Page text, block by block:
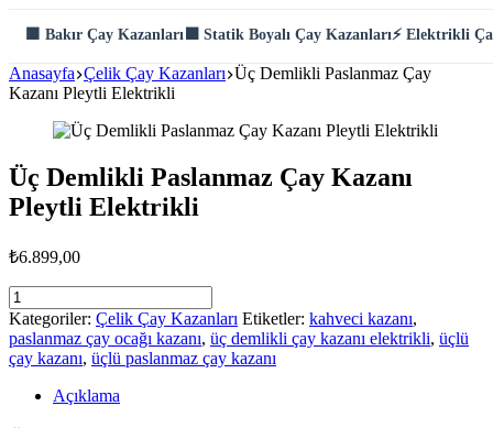
🟫 Bakır Çay Kazanları ⬛ Statik Boyalı Çay Kazanları⚡ Elektrikli
Anasayfa Çelik Çay Kazanları Üç Demlikli Paslanmaz Çay
Kazanı Pleytli Elektrikli
Üç Demlikli Paslanmaz Çay Kazanı
Pleytli Elektrikli
₺6.899,00
Üç
Demlikli
Paslanmaz
Çay
Kazanı
Pleytli
Kategoriler: Çelik Çay Kazanları Etiketler: kahveci kazanı,
paslanmaz çay ocağı kazanı, üç demlikli çay kazanı elektrikli, üçlü
çay kazanı, üçlü paslanmaz çay kazanı
Açıklama